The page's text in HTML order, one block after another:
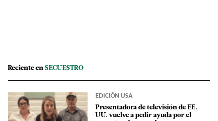
Reciente en SECUESTRO
EDICIÓN USA
Presentadora de televisión de EE.
UU. vuelve a pedir ayuda por el